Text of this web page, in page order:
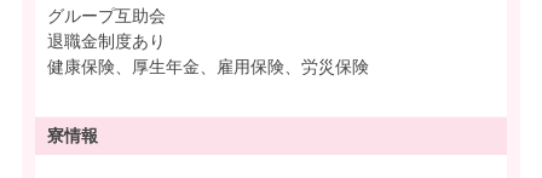
グループ互助会
退職金制度あり
健康保険、厚生年金、雇用保険、労災保険
寮情報